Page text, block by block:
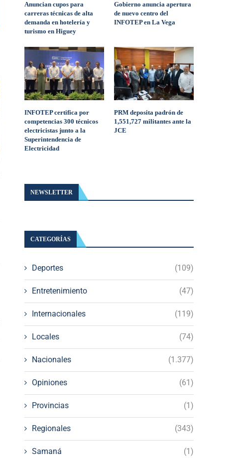
Anuncian cupos para
carreras técnicas de alta
demanda en hotelería y
turismo en Higuey
Gobierno anuncia apertura
de nuevo centro del
INFOTEP en La Vega
INFOTEP certifica por
competencias 300 técnicos
electricistas junto a la
Superintendencia de
Electricidad
PRM deposita padrón de
1,551,727 militantes ante la
JCE
NEWSLETTER
CATEGORÍAS
Deportes (109)
Entretenimiento (47)
Internacionales (119)
Locales (74)
Nacionales (1.377)
Opiniones (61)
Provincias (1)
Regionales (343)
Samaná (1)